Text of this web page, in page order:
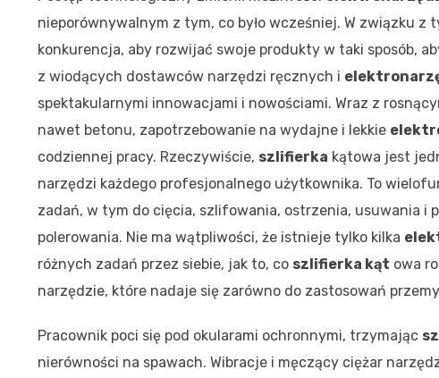
nieporównywalnym z tym, co było wcześniej. W związku
konkurencja, aby rozwijać swoje produkty w taki sposób,
z wiodących dostawców narzędzi ręcznych i
spektakularnymi innowacjami i nowościami. Wraz z
nawet betonu, zapotrzebowanie na wydajne i lekkie
codziennej pracy. Rzeczywiście, szlifierka kątowa jest
narzędzi każdego profesjonalnego użytkownika. To
zadań, w tym do cięcia, szlifowania, ostrzenia, usuwania i
polerowania. Nie ma wątpliwości, że istnieje tylko kilka
różnych zadań przez siebie, jak to, co szlifierka kąt owa
narzędzie, które nadaje się zarówno do zastosowań
Pracownik poci się pod okularami ochronnymi, trzymając
nierówności na spawach. Wibracje i męczący ciężar